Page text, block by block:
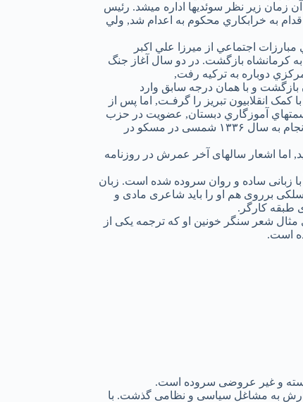
زمان زير نظر سوئديها اداره ميشد. رئيس
به خرابکاري محکوم به اعدام شد, ولي
اجتماعي از ميرزا علي اکبر
کرمانشاه بازگشت. در دو سال آغاز جنگ
دوباره به ترکيه رفت,
به ايران بازگشت و با همان درجه سابق وارد
کمک انقلابيون تبريز را گرفـت, اما پس از
آموزگاري دبستان, عضویت در حزب
کمونیست, ریاست آکادمی علوم تاجکستان و وزارت معارف به سر برد تا این که سرانجام به سال ۱۳۳۶ شمسی در مسکو در
اما اشعار سالهای آخر عمرش در روزنامه
زبانی ساده و روان سروده شده است. زبان
برروی هم او را باید شاعری مادی و
طبقه کارگر.
شعر سنگر خونین او که ترجمه یکی از
شکسته و غیر عروضی سروده است.
به مشاغل سیاسی و نظامی گذشت. با